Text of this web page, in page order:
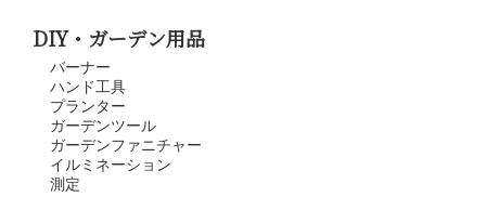
DIY・ガーデン用品
バーナー
ハンド工具
プランター
ガーデンツール
ガーデンファニチャー
イルミネーション
測定